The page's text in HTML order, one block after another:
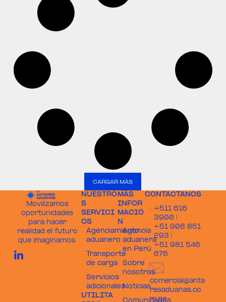
CARGAR MÁS
Movilizamos
oportunidades
para hacer
realidad el futuro
que imaginamos.
NUESTRO
S
SERVICI
OS
Agenciamiento
aduanero
Transporte
de carga
Servicios
adicionales
UTILITA
MÁS
INFOR
MACIÓ
N
Agencia
aduanera
en Perú
Sobre
nosotros
Noticias
CONTÁCTANOS
+511 616
3900 |
+51 908 851
293 |
+51 981 546
676
comercial@anta
resaduanas.co
m.pe